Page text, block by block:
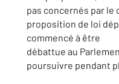
pas concernés par le
proposition de loi
commencé à être
débattue au
poursuivre pendant